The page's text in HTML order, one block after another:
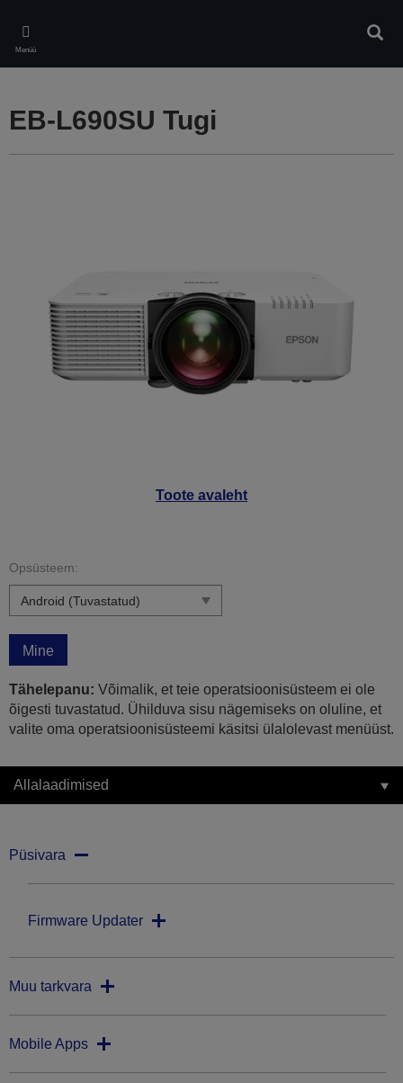
main
content
Menüü
Toote avaleht
EB-L690SU Tugi
Opsüsteem:
Mine
Tähelepanu: Võimalik, et teie operatsioonisüsteem ei ole
õigesti tuvastatud. Ühilduva sisu nägemiseks on oluline, et
valite oma operatsioonisüsteemi käsitsi ülalolevast menüüst.
Allalaadimised
Püsivara
Firmware Updater
Muu tarkvara
Mobile Apps